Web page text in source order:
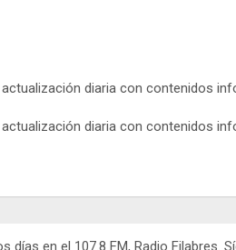
diaria con contenidos
diaria con contenidos
en el 107.8 FM, Radio Filabres.